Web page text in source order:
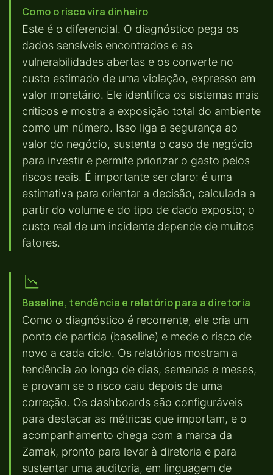
Como o risco vira dinheiro
Este é o diferencial. O diagnóstico pega os
dados sensíveis encontrados e as
vulnerabilidades abertas e os converte no
custo estimado de uma violação, expresso em
valor monetário. Ele identifica os sistemas mais
críticos e mostra a exposição total do ambiente
como um número. Isso liga a segurança ao
valor do negócio, sustenta o caso de negócio
para investir e permite priorizar o gasto pelos
riscos reais. É importante ser claro: é uma
estimativa para orientar a decisão, calculada a
partir do volume e do tipo de dado exposto; o
custo real de um incidente depende de muitos
fatores.
Baseline, tendência e relatório para a diretoria
Como o diagnóstico é recorrente, ele cria um
ponto de partida (baseline) e mede o risco de
novo a cada ciclo. Os relatórios mostram a
tendência ao longo de dias, semanas e meses,
e provam se o risco caiu depois de uma
correção. Os dashboards são configuráveis
para destacar as métricas que importam, e o
acompanhamento chega com a marca da
Zamak, pronto para levar à diretoria e para
sustentar uma auditoria, em linguagem de